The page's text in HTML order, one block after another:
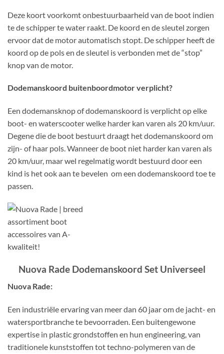
Deze koort voorkomt onbestuurbaarheid van de boot indien
te de schipper te water raakt. De koord en de sleutel zorgen
ervoor dat de motor automatisch stopt. De schipper heeft de
koord op de pols en de sleutel is verbonden met de “stop”
knop van de motor.
Dodemanskoord buitenboordmotor verplicht?
Een dodemansknop of dodemanskoord is verplicht op elke
boot- en waterscooter welke harder kan varen als 20 km/uur.
Degene die de boot bestuurt draagt het dodemanskoord om
zijn- of haar pols. Wanneer de boot niet harder kan varen als
20 km/uur, maar wel regelmatig wordt bestuurd door een
kind is het ook aan te bevelen om een dodemanskoord toe te
passen.
Nuova Rade Dodemanskoord Set Universeel
Nuova Rade:
Een industriële ervaring van meer dan 60 jaar om de jacht- en
watersportbranche te bevoorraden. Een buitengewone
expertise in plastic grondstoffen en hun engineering, van
traditionele kunststoffen tot techno-polymeren van de